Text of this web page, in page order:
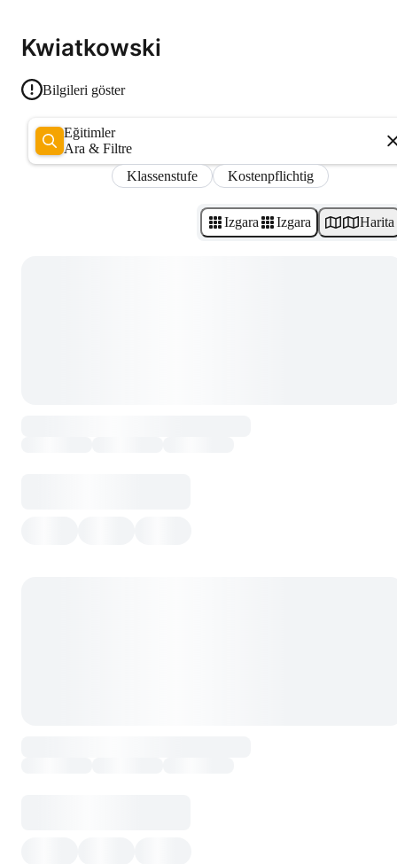
Kwiatkowski
Bilgileri göster
Eğitimler
Ara & Filtre
Klassenstufe
Kostenpflichtig
Izgara Izgara Harita